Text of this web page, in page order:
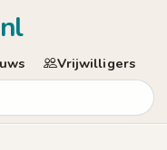
Vrijwilligers